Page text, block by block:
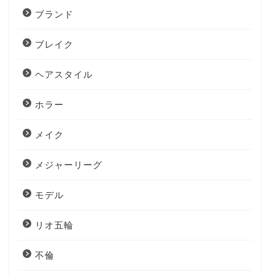
ブランド
ブレイク
ヘアスタイル
ホラー
メイク
メジャーリーグ
モデル
リオ五輪
不倫